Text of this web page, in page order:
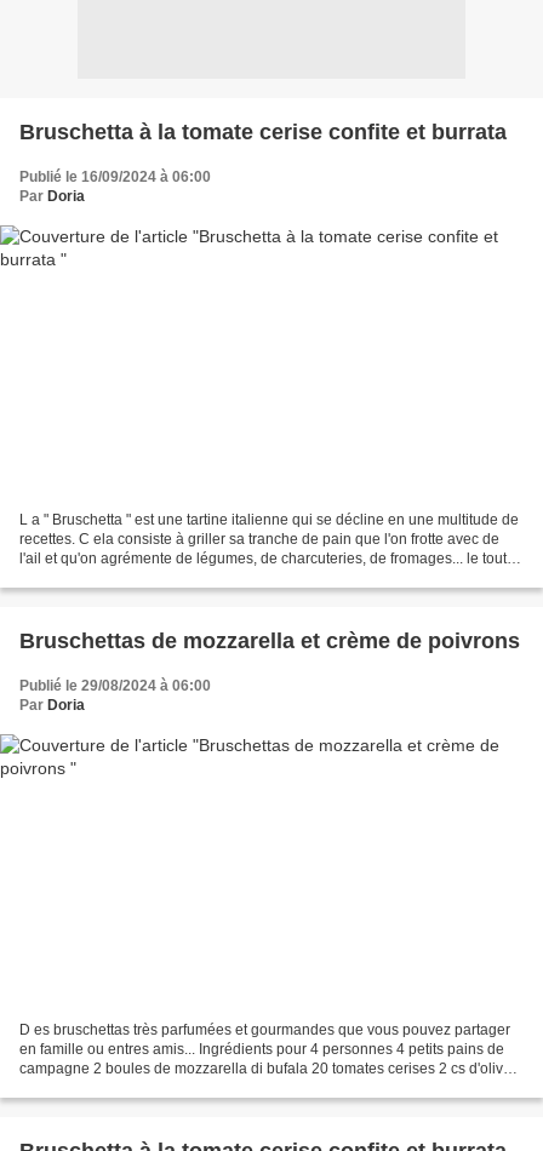
Bruschetta à la tomate cerise confite et burrata
Publié le 16/09/2024 à 06:00
Par Doria
L a " Bruschetta " est une tartine italienne qui se décline en une multitude de
recettes. C ela consiste à griller sa tranche de pain que l'on frotte avec de
l'ail et qu'on agrémente de légumes, de charcuteries, de fromages... le tout
Bruschettas de mozzarella et crème de poivrons
Publié le 29/08/2024 à 06:00
Par Doria
D es bruschettas très parfumées et gourmandes que vous pouvez partager
en famille ou entres amis... Ingrédients pour 4 personnes 4 petits pains de
campagne 2 boules de mozzarella di bufala 20 tomates cerises 2 cs d'olives